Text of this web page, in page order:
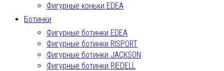
Фигурные коньки EDEA
Ботинки
Фигурные ботинки EDEA
Фигурные ботинки RISPORT
Фигурные ботинки JACKSON
Фигурные ботинки RIEDELL